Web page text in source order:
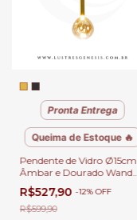
Pronta Entrega
Queima de Estoque 🔥
Pendente de Vidro Ø15cm
Âmbar e Dourado Wand
com LED 480Lm Para
Bancadas, Mesa de
Cabeceira, Lavabos e Ilhas
R$527,90 -12%OFF
R$599,90